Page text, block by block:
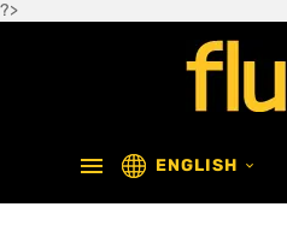
?>
 ENGLISH 